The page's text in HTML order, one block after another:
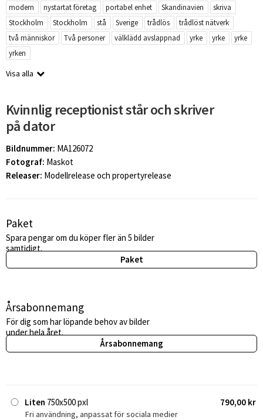
modern
nystartat företag portabel enhet Skandinavien
skriva
Stockholm
Stockholm stå Sverige trådlös
trådlöst nätverk
två människor
Två personer välklädd avslappnad yrke yrke
yrke
yrken
Visa alla
Kvinnlig receptionist står och skriver
på dator
Bildnummer: MA126072
Fotograf: Maskot
Releaser: Modellrelease och propertyrelease
Paket
Spara pengar om du köper fler än 5 bilder
samtidigt.
Paket
Årsabonnemang
För dig som har löpande behov av bilder
under hela året.
Årsabonnemang
Liten 750x500 pxl 790,00 kr
Fri användning, anpassat för sociala medier